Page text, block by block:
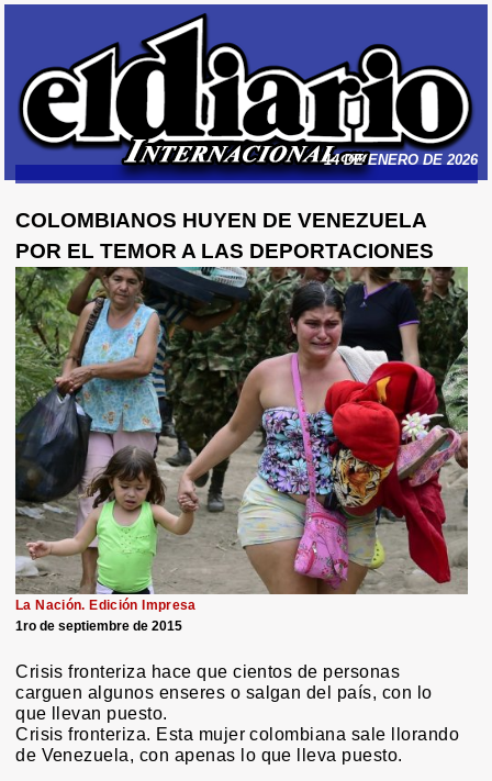
14 DE ENERO DE 2026
COLOMBIANOS HUYEN DE VENEZUELA
POR EL TEMOR A LAS DEPORTACIONES
La Nación. Edición Impresa
1ro de septiembre de 2015
Crisis fronteriza hace que cientos de personas
carguen algunos enseres o salgan del país, con lo
que llevan puesto.
Crisis fronteriza. Esta mujer colombiana sale llorando
de Venezuela, con apenas lo que lleva puesto.